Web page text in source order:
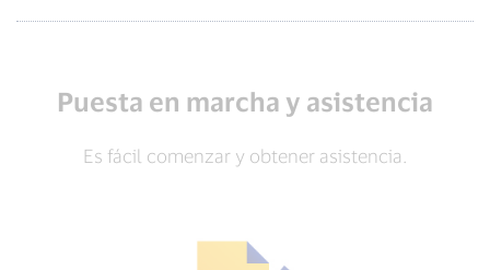
Puesta en marcha y asistencia
Es fácil comenzar y obtener asistencia.